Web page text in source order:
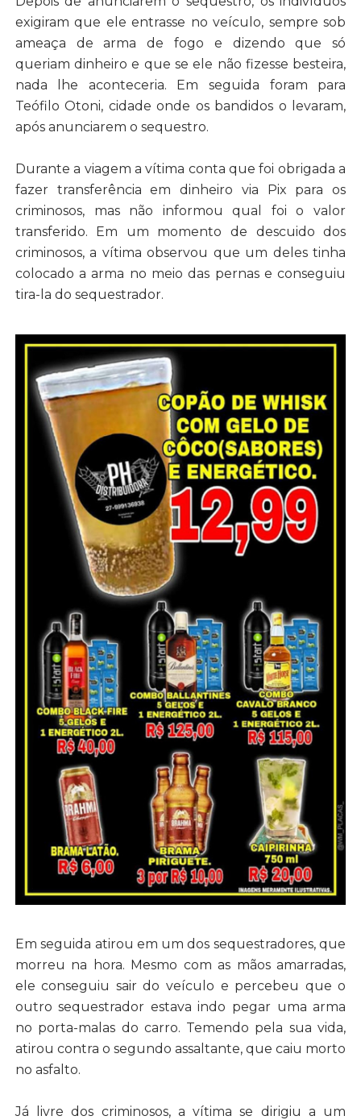
exigiram que ele entrasse no veículo, sempre sob
ameaça de arma de fogo e dizendo que só
queriam dinheiro e que se ele não fizesse besteira,
nada lhe aconteceria. Em seguida foram para
Teófilo Otoni, cidade onde os bandidos o levaram,
após anunciarem o sequestro.
Durante a viagem a vítima conta que foi obrigada a
fazer transferência em dinheiro via Pix para os
criminosos, mas não informou qual foi o valor
transferido. Em um momento de descuido dos
criminosos, a vítima observou que um deles tinha
colocado a arma no meio das pernas e conseguiu
tira-la do sequestrador.
Em seguida atirou em um dos sequestradores, que
morreu na hora. Mesmo com as mãos amarradas,
ele conseguiu sair do veículo e percebeu que o
outro sequestrador estava indo pegar uma arma
no porta-malas do carro. Temendo pela sua vida,
atirou contra o segundo assaltante, que caiu morto
no asfalto.
Já livre dos criminosos, a vítima se dirigiu a um